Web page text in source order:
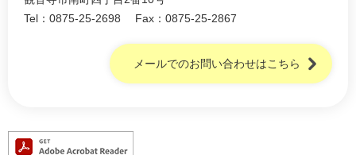
Tel：0875-25-2698
Fax：0875-25-2867
メールでのお問い合わせはこちら